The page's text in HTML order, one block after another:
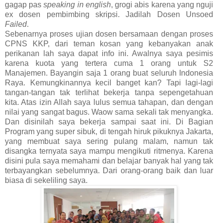
gagap passpeaking in english, grogi abis karena yang nguji
ex dosen pembimbing skripsi. Jadilah Dosen Unsoed
Failed.
Sebenarnya proses ujian dosen bersamaan dengan proses
CPNS KKP, dari teman kosan yang kebanyakan anak
perikanan lah saya dapat info ini. Awalnya saya pesimis
karena kuota yang tertera cuma 1 orang untuk S2
Manajemen. Bayangin saja 1 orang buat seluruh Indonesia
Raya. Kemungkinannya kecil banget kan? Tapi lagi-lagi
tangan-tangan tak terlihat bekerja tanpa sepengetahuan
kita. Atas izin Allah saya lulus semua tahapan, dan dengan
nilai yang sangat bagus. Waow sama sekali tak menyangka.
Dan disinilah saya bekerja sampai saat ini. Di Bagian
Program yang super sibuk, di tengah hiruk pikuknya Jakarta,
yang membuat saya sering pulang malam, namun tak
disangka ternyata saya mampu mengikuti ritmenya. Karena
disini pula saya memahami dan belajar banyak hal yang tak
terbayangkan sebelumnya. Dari orang-orang baik dan luar
biasa di sekeliling saya.